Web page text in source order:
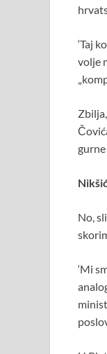
‘Taj
volje
No,
‘Mi